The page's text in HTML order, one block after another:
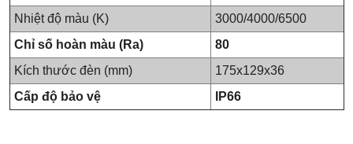
Nhiệt độ màu (K)
3000/4000/6500
Chỉ số hoàn màu (Ra)
80
Kích thước đèn (mm)
175x129x36
Cấp độ bảo vệ
IP66